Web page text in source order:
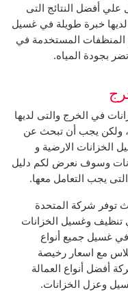
أفضل النتائج التى
لديها خبرة طويلة في غسيل
المنظفات المستخدمة في
بجودة المياه.
في الخرج والتى لديها
ولكن يجب أن تبحث عن
الخزانات الارضية و
وسوف نعرض لكم دليل
يجب التعامل معها.
توفر شركة المتحدة
وغسيل الخزانات
خبرة طويلة أكثر من 12 عام في غسيل جميع أنواع
مع اسعار رخيصة
أفضل أنواع العمالة
وعزل الخزانات.